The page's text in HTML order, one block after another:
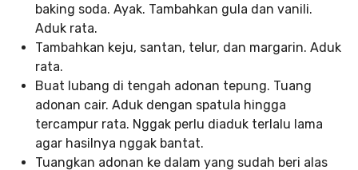
baking soda. Ayak. Tambahkan gula dan vanili.
Aduk rata.
Tambahkan keju, santan, telur, dan margarin. Aduk
rata.
Buat lubang di tengah adonan tepung. Tuang
adonan cair. Aduk dengan spatula hingga
tercampur rata. Nggak perlu diaduk terlalu lama
agar hasilnya nggak bantat.
Tuangkan adonan ke dalam yang sudah beri alas